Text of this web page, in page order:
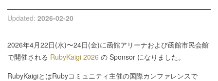
Updated: 2026-02-20
2026年4月22日(水)〜24日(金)に函館アリーナおよび函館市民会館
で開催される RubyKaigi 2026 の Sponsor になりました。
RubyKaigiとはRubyコミュニティ主催の国際カンファレンスで